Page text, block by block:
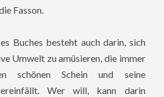
Fasson.
Buches besteht auch darin, sich
Umwelt zu amüsieren, die immer
schönen Schein und seine
Wer will, kann darin